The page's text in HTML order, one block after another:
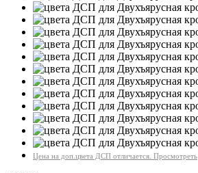
Цена на доп.цвета ДСП отличается. Просмотреть